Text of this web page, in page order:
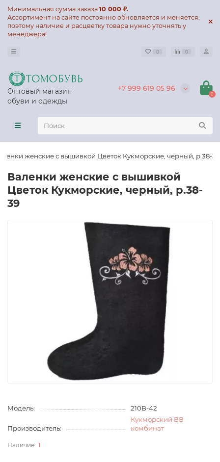
Минимальная сумма заказа 10 000 ₽.
Ассортимент на сайте постоянно обновляется и меняется,
поэтому наличие и расцветку товара нужно уточнять у
менеджера!
0 0
Оптовый магазин
обуви и одежды
+7 999 619 05 96
0
женские с вышивкой Цветок Кукморские, черный, р.38-39
Валенки женские с вышивкой
Цветок Кукморские, черный, р.38-
39
Модель: 210В-42
Производитель:
Кукморский ВВ
комбинат
1